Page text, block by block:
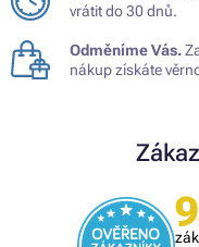
vrátit do 30 dnů.
Odměníme Vás.
nákup získáte